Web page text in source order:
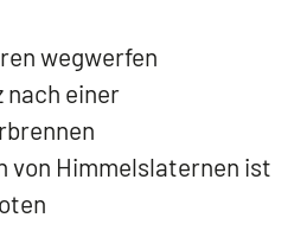
wegwerfen
nach einer
von Himmelslaternen ist